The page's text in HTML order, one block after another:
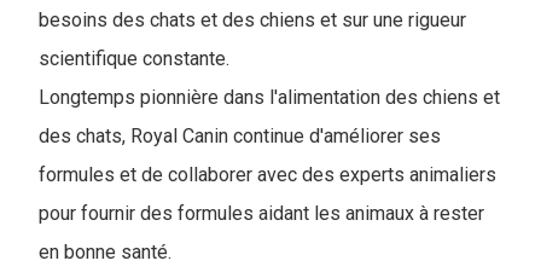
besoins des chats et des chiens et sur une rigueur
scientifique constante.
Longtemps pionnière dans l'alimentation des chiens et
des chats, Royal Canin continue d'améliorer ses
formules et de collaborer avec des experts animaliers
pour fournir des formules aidant les animaux à rester
en bonne santé.